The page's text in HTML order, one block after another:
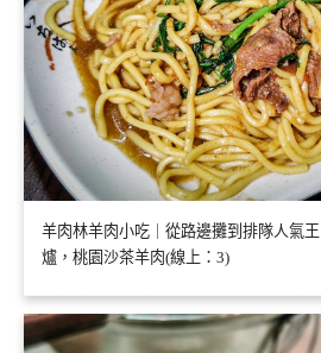
羊肉林羊肉小吃｜從路邊攤到排隊人氣
爐，桃園沙茶羊肉(線上：3)